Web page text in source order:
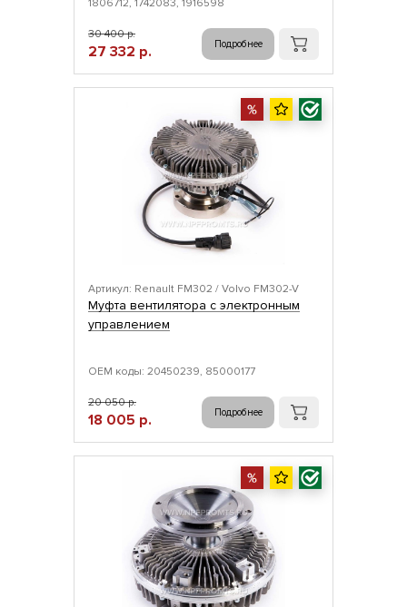
1806712, 1742083, 1916598
30 400 р.
27 332 р. Подробнее
Артикул: Renault FM302 / Volvo FM302-V
Муфта вентилятора с электронным
управлением
ОЕМ коды: 20450239, 85000177
20 050 р.
18 005 р. Подробнее